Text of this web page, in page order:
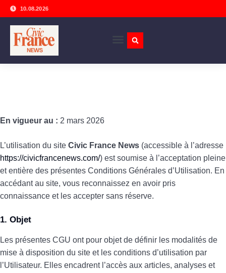
10.08.2026
En vigueur au : 2 mars 2026
L’utilisation du site Civic France News (accessible à l’adresse
https://civicfrancenews.com/) est soumise à l’acceptation pleine
et entière des présentes Conditions Générales d’Utilisation. En
accédant au site, vous reconnaissez en avoir pris
connaissance et les accepter sans réserve.
1. Objet
Les présentes CGU ont pour objet de définir les modalités de
mise à disposition du site et les conditions d’utilisation par
l’Utilisateur. Elles encadrent l’accès aux articles, analyses et